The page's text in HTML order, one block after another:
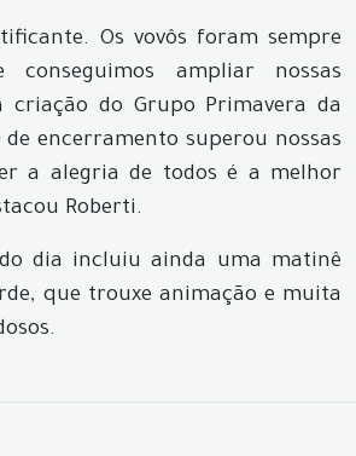
Os vovôs foram sempre
conseguimos ampliar nossas
criação do Grupo Primavera da
de encerramento superou nossas
a alegria de todos é a melhor
Roberti.
dia incluiu ainda uma matinê
que trouxe animação e muita